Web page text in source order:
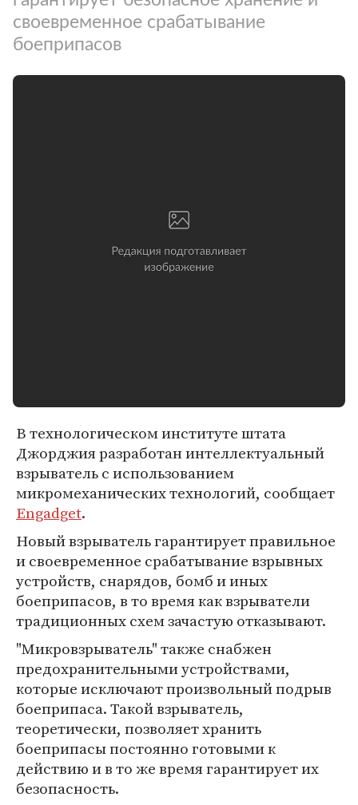
своевременное срабатывание
боеприпасов
В технологическом институте штата
Джорджия разработан интеллектуальный
взрыватель с использованием
микромеханических технологий, сообщает
Engadget.
Новый взрыватель гарантирует правильное
и своевременное срабатывание взрывных
устройств, снарядов, бомб и иных
боеприпасов, в то время как взрыватели
традиционных схем зачастую отказывают.
"Микровзрыватель" также снабжен
предохранительными устройствами,
которые исключают произвольный подрыв
боеприпаса. Такой взрыватель,
теоретически, позволяет хранить
боеприпасы постоянно готовыми к
действию и в то же время гарантирует их
безопасность.